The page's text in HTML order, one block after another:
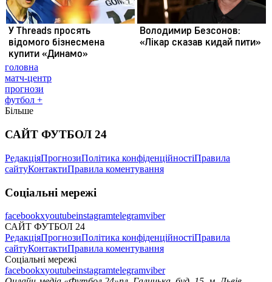
головна
матч-центр
прогнози
футбол +
Більше
САЙТ ФУТБОЛ 24
РедакціяПрогнозиПолітика конфіденційностіПравила
сайтуКонтактиПравила коментування
Соціальні мережі
facebookxyoutubeinstagramtelegramviber
САЙТ ФУТБОЛ 24
РедакціяПрогнозиПолітика конфіденційностіПравила
сайтуКонтактиПравила коментування
Соціальні мережі
facebookxyoutubeinstagramtelegramviber